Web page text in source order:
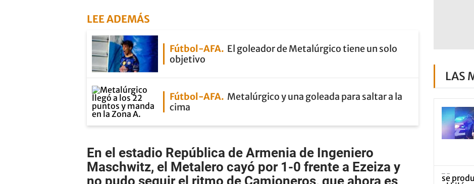
LEE ADEMÁS
Fútbol-AFA El goleador de Metalúrgico tiene un solo
objetivo
Fútbol-AFA Metalúrgico y una goleada para saltar a la
cima
En el estadio República de Armenia de Ingeniero
Maschwitz, el Metalero cayó por 1-0 frente a Ezeiza y
no pudo seguir el ritmo de Camioneros, que ahora es
LAS